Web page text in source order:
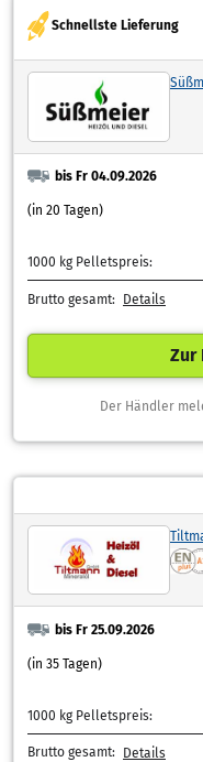
Schnellste Lieferung
bis Fr 04.09.2026
(in 20 Tagen)
1000 kg Pelletspreis:
Brutto gesamt: Details
Zur
Der Händler
bis Fr 25.09.2026
(in 35 Tagen)
1000 kg Pelletspreis:
Brutto gesamt: Details